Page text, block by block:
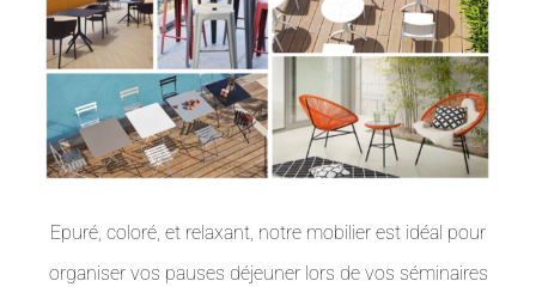
Epuré, coloré, et relaxant, notre mobilier est idéal pour
organiser vos pauses déjeuner lors de vos séminaires